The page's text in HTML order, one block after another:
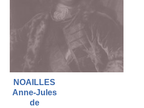
NOAILLES
Anne-Jules
de